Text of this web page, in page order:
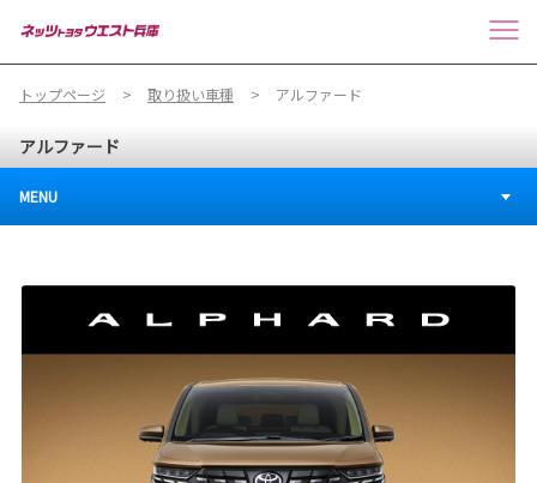
トップページ 取り扱い車種 アルファード
アルファード
MENU